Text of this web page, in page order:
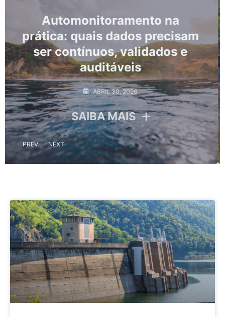
Marcos, prazos e os riscos da
não conformidade no
monitoramento hidrológico
ABRIL 10, 2026
SAIBA MAIS
PREV NEXT